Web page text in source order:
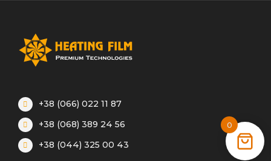
+38 (066) 022 11 87
+38 (068) 389 24 56
+38 (044) 325 00 43
0